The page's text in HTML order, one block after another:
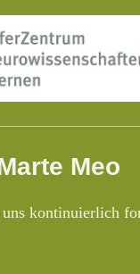
Meo
kontinuierlich